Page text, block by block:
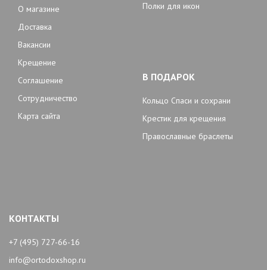
О магазине
Доставка
Вакансии
Крещение
Соглашение
Сотрудничество
Карта сайта
Полки для икон
В ПОДАРОК
Кольцо Спаси и сохрани
Крестик для крещения
Православные браслеты
КОНТАКТЫ
+7 (495) 727-66-16
info@ortodoxshop.ru